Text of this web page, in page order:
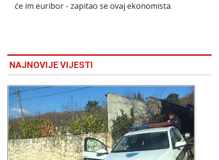
će im euribor - zapitao se ovaj ekonomista.
NAJNOVIJE VIJESTI